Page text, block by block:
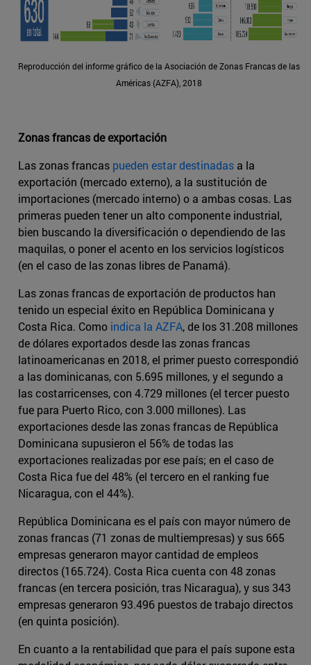
Reproducción del informe gráfico de la Asociación de Zonas Francas de las
Américas (AZFA), 2018
Zonas francas de exportación
Las zonas francas pueden estar destinadas a la
exportación (mercado externo), a la sustitución de
importaciones (mercado interno) o a ambas cosas. Las
primeras pueden tener un alto componente industrial,
bien buscando la diversificación o dependiendo de las
maquilas, o poner el acento en los servicios logísticos
(en el caso de las zonas libres de Panamá).
Las zonas francas de exportación de productos han
tenido un especial éxito en República Dominicana y
Costa Rica. Como indica la AZFA, de los 31.208 millones
de dólares exportados desde las zonas francas
latinoamericanas en 2018, el primer puesto correspondió
a las dominicanas, con 5.695 millones, y el segundo a
las costarricenses, con 4.729 millones (el tercer puesto
fue para Puerto Rico, con 3.000 millones). Las
exportaciones desde las zonas francas de República
Dominicana supusieron el 56% de todas las
exportaciones realizadas por ese país; en el caso de
Costa Rica fue del 48% (el tercero en el ranking fue
Nicaragua, con el 44%).
República Dominicana es el país con mayor número de
zonas francas (71 zonas de multiempresas) y sus 665
empresas generaron mayor cantidad de empleos
directos (165.724). Costa Rica cuenta con 48 zonas
francas (en tercera posición, tras Nicaragua), y sus 343
empresas generaron 93.496 puestos de trabajo directos
(en quinta posición).
En cuanto a la rentabilidad que para el país supone esta